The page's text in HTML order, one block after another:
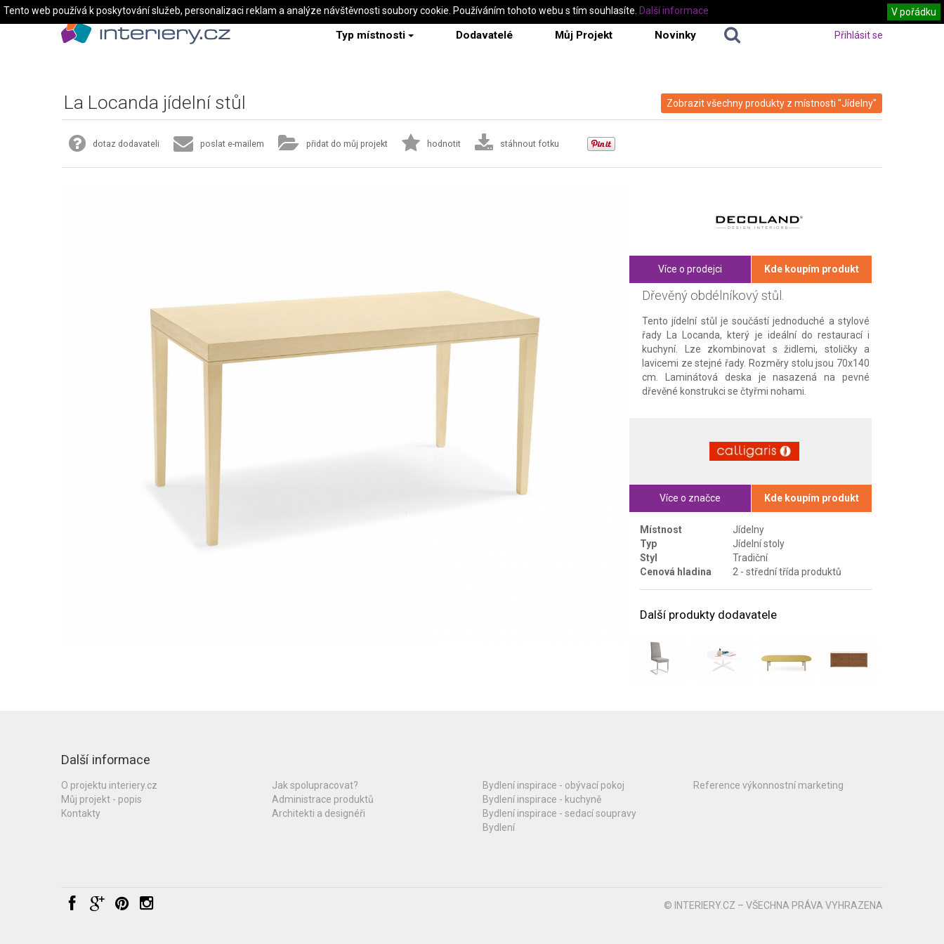
Typ místnosti Dodavatelé Můj Projekt Novinky Přihlásit se
Zobrazit všechny produkty z místnosti "Jídelny"
La Locanda jídelní stůl
dotaz dodavateli poslat e-mailem přidat do můj projekt hodnotit stáhnout fotku
Více o prodejci Kde koupím produkt
Dřevěný obdélníkový stůl.
Tento jídelní stůl je součástí jednoduché a stylové
řady La Locanda, který je ideální do restaurací i
kuchyní. Lze zkombinovat s židlemi, stoličky a
lavicemi ze stejné řady. Rozměry stolu jsou 70x140
cm. Laminátová deska je nasazená na pevné
dřevěné konstrukci se čtyřmi nohami.
Více o značce Kde koupím produkt
Místnost
Jídelny
Typ
Jídelní stoly
Styl
Tradiční
Cenová hladina
2 - střední třída produktů
Další produkty dodavatele
Další informace
O projektu interiery.cz
Můj projekt - popis
Kontakty
Jak spolupracovat?
Administrace produktů
Architekti a designéři
Bydlení inspirace - obývací pokoj
Bydlení inspirace - kuchyně
Bydlení inspirace - sedací soupravy
Bydlení
Reference výkonnostní marketing
© INTERIERY.CZ – VŠECHNA PRÁVA VYHRAZENA
Tento web používá k poskytování služeb, personalizaci reklam a analýze návštěvnosti soubory cookie. Používáním tohoto webu s tím souhlasíte. V pořádku
Další informace